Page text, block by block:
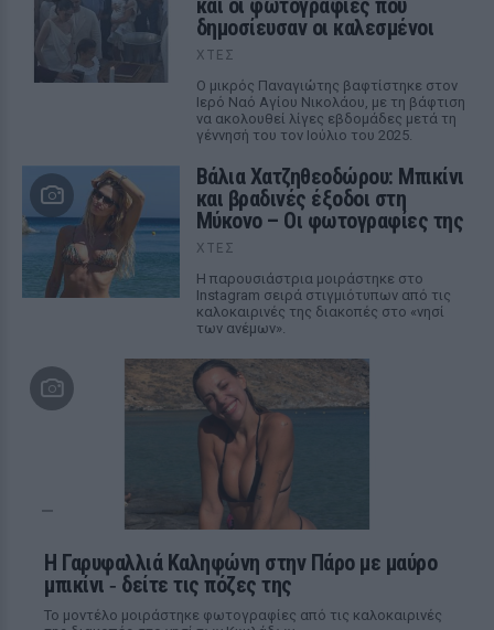
και οι φωτογραφίες που
δημοσίευσαν οι καλεσμένοι
ΧΤΕΣ
Ο μικρός Παναγιώτης βαφτίστηκε στον
Ιερό Ναό Αγίου Νικολάου, με τη βάφτιση
να ακολουθεί λίγες εβδομάδες μετά τη
γέννησή του τον Ιούλιο του 2025.
Βάλια Χατζηθεοδώρου: Μπικίνι
και βραδινές έξοδοι στη
Μύκονο – Οι φωτογραφίες της
ΧΤΕΣ
Η παρουσιάστρια μοιράστηκε στο
Instagram σειρά στιγμιότυπων από τις
καλοκαιρινές της διακοπές στο «νησί
των ανέμων».
Η Γαρυφαλλιά Καληφώνη στην Πάρο με μαύρο
μπικίνι ‑ δείτε τις πόζες της
Το μοντέλο μοιράστηκε φωτογραφίες από τις καλοκαιρινές